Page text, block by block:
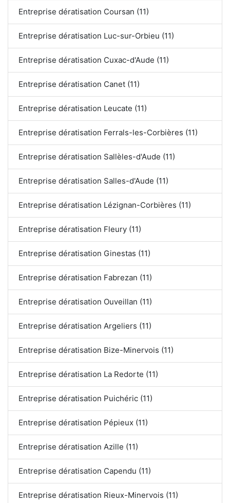
Entreprise dératisation Coursan (11)
Entreprise dératisation Luc-sur-Orbieu (11)
Entreprise dératisation Cuxac-d'Aude (11)
Entreprise dératisation Canet (11)
Entreprise dératisation Leucate (11)
Entreprise dératisation Ferrals-les-Corbières (11)
Entreprise dératisation Sallèles-d'Aude (11)
Entreprise dératisation Salles-d'Aude (11)
Entreprise dératisation Lézignan-Corbières (11)
Entreprise dératisation Fleury (11)
Entreprise dératisation Ginestas (11)
Entreprise dératisation Fabrezan (11)
Entreprise dératisation Ouveillan (11)
Entreprise dératisation Argeliers (11)
Entreprise dératisation Bize-Minervois (11)
Entreprise dératisation La Redorte (11)
Entreprise dératisation Puichéric (11)
Entreprise dératisation Pépieux (11)
Entreprise dératisation Azille (11)
Entreprise dératisation Capendu (11)
Entreprise dératisation Rieux-Minervois (11)